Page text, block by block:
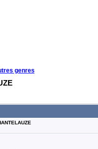
genres